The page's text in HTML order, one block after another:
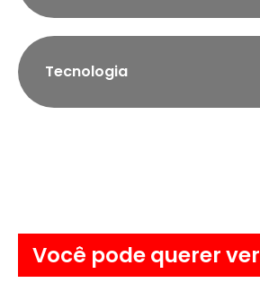
Tecnologia
Você pode querer ver